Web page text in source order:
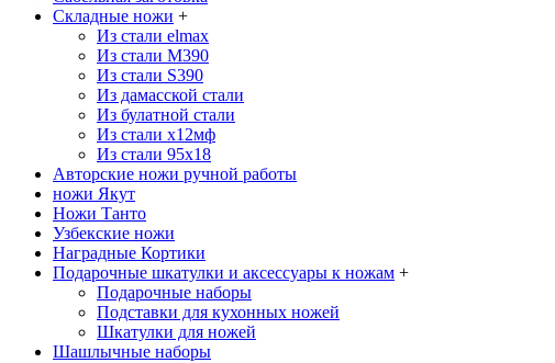
Складные ножи +
Из стали elmax
Из стали М390
Из стали S390
Из дамасской стали
Из булатной стали
Из стали х12мф
Из стали 95х18
Авторские ножи ручной работы
ножи Якут
Ножи Танто
Узбекские ножи
Наградные Кортики
Подарочные шкатулки и аксессуары к ножам +
Подарочные наборы
Подставки для кухонных ножей
Шкатулки для ножей
Шашлычные наборы